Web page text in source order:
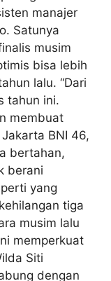
manajer
Satunya
musim
bisa lebih
lalu. “Dari
tahun ini.
membuat
BNI 46,
bertahan,
berani
yang
tiga
musim lalu
memperkuat
Siti
dengan